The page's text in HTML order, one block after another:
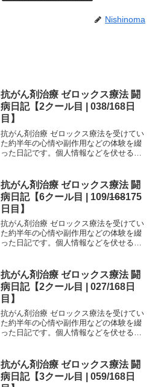
Nishinoma
抗がん剤治療 ゼロックス療法 闘
病日記【2クール目 | 038/168日
目】
抗がん剤治療 ゼロックス療法を受けてい
た約半年の心情や副作用などの体験を綴
った日記です。個人情報などを伏せるた
す。治療中の方は、どの時期でどのよう
な副作用が生じるか参考...
抗がん剤治療 ゼロックス療法 闘
病日記【6クール目 | 109/168175
日目】
抗がん剤治療 ゼロックス療法を受けてい
た約半年の心情や副作用などの体験を綴
った日記です。個人情報などを伏せるた
す。治療中の方は、どの時期でどのよう
な副作用が生じるか参考...
抗がん剤治療 ゼロックス療法 闘
病日記【2クール目 | 027/168日
目】
抗がん剤治療 ゼロックス療法を受けてい
た約半年の心情や副作用などの体験を綴
った日記です。個人情報などを伏せるた
す。治療中の方は、どの時期でどのよう
な副作用が生じるか参考...
抗がん剤治療 ゼロックス療法 闘
病日記【3クール目 | 059/168日